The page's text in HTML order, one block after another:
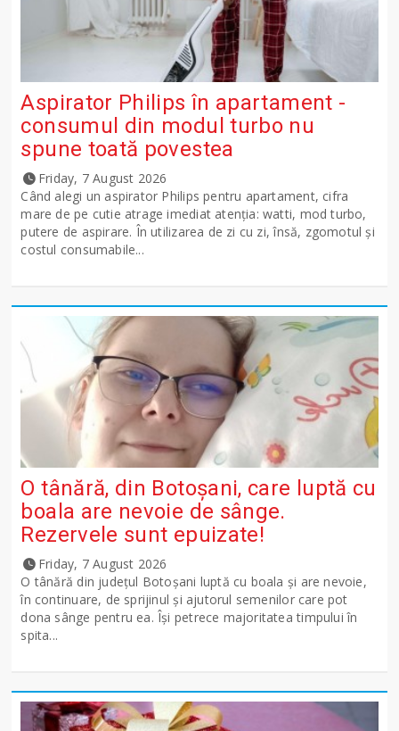
Aspirator Philips în apartament -
consumul din modul turbo nu
spune toată povestea
Friday, 7 August 2026
Când alegi un aspirator Philips pentru apartament, cifra
mare de pe cutie atrage imediat atenția: watti, mod turbo,
putere de aspirare. În utilizarea de zi cu zi, însă, zgomotul și
costul consumabile...
O tânără, din Botoșani, care luptă cu
boala are nevoie de sânge.
Rezervele sunt epuizate!
Friday, 7 August 2026
O tânără din județul Botoșani luptă cu boala și are nevoie,
în continuare, de sprijinul și ajutorul semenilor care pot
dona sânge pentru ea. Își petrece majoritatea timpului în
spita...